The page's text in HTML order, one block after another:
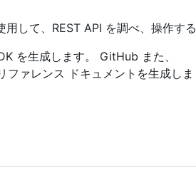
して、REST API を調べ、操作する
を生成します。 GitHub また、
ファレンス ドキュメントを生成しま